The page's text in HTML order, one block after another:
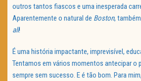
outros tantos fiascos e uma inesperada
Aparentemente o natural de Boston,
all!
É uma história impactante, imprevisível,
Tentamos em vários momentos antecipar o
sempre sem sucesso. E é tão bom. Para